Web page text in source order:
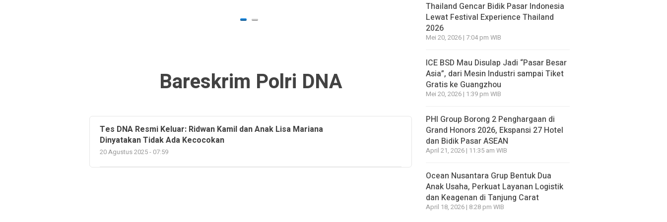
3 hari ago yang lalu
Bareskrim Polri DNA
Tes DNA Resmi Keluar: Ridwan Kamil dan Anak Lisa Mariana
Dinyatakan Tidak Ada Kecocokan
20 Agustus 2025 - 07:59
Thailand Gencar Bidik Pasar Indonesia
Lewat Festival Experience Thailand
2026
Mei 20, 2026 | 7:04 pm WIB
ICE BSD Mau Disulap Jadi “Pasar Besar
Asia”, dari Mesin Industri sampai Tiket
Gratis ke Guangzhou
Mei 20, 2026 | 1:39 pm WIB
PHI Group Borong 2 Penghargaan di
Grand Honors 2026, Ekspansi 27 Hotel
dan Bidik Pasar ASEAN
April 21, 2026 | 11:35 am WIB
Ocean Nusantara Grup Bentuk Dua
Anak Usaha, Perkuat Layanan Logistik
dan Keagenan di Tanjung Carat
April 18, 2026 | 8:28 pm WIB